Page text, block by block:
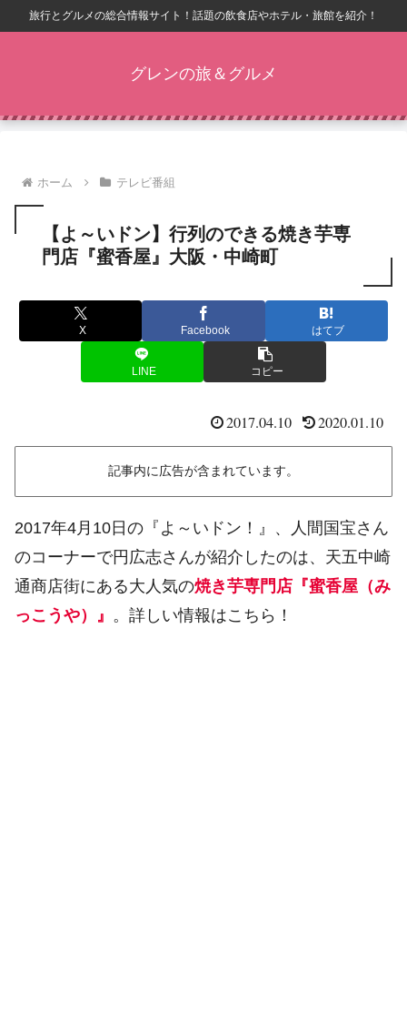
旅行とグルメの総合情報サイト！話題の飲食店やホテル・旅館を紹介！
グレンの旅＆グルメ
ホーム テレビ番組
【よ～いドン】行列のできる焼き芋専
門店『蜜香屋』大阪・中崎町
X Facebook はてブ
LINE コピー
2017.04.10 2020.01.10
記事内に広告が含まれています。
2017年4月10日の『よ～いドン！』、人間国宝さん
のコーナーで円広志さんが紹介したのは、天五中崎
通商店街にある大人気の焼き芋専門店『蜜香屋（み
っこうや）』 。詳しい情報はこちら！